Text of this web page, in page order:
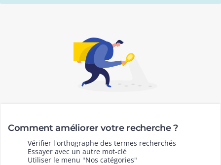
Comment améliorer votre recherche ?
Vérifier l'orthographe des termes recherchés
Essayer avec un autre mot-clé
Utiliser le menu "Nos catégories"